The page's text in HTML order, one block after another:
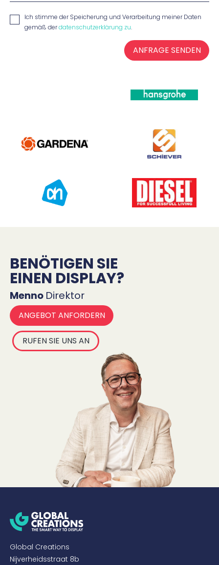
Ich stimme der Speicherung und Verarbeitung meiner Daten
gemäß derdatenschutzerklärung zu.
ANFRAGE SENDEN
BENÖTIGEN SIE
EINEN DISPLAY?
Menno Direktor
ANGEBOT ANFORDERN
RUFEN SIE UNS AN
Global Creations
Nijverheidsstraat 8b